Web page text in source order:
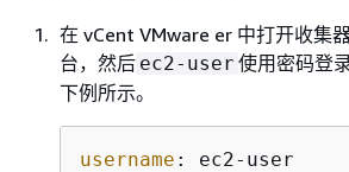
在 vCent VMware er 中打开收集
台，然后 ec2-user 使用密码登
下例所示。
username :